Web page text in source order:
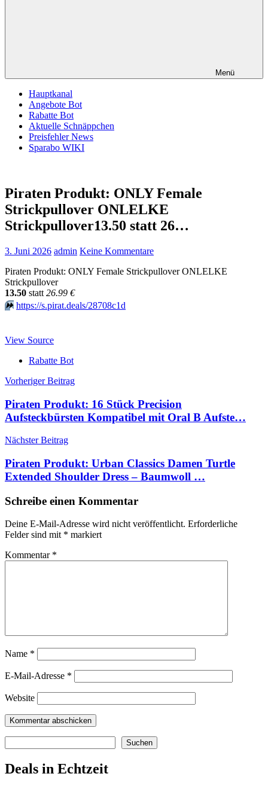
Menü
Hauptkanal
Angebote Bot
Rabatte Bot
Aktuelle Schnäppchen
Preisfehler News
Sparabo WIKI
Piraten Produkt: ONLY Female
Strickpullover ONLELKE
Strickpullover13.50 statt 26…
3. Juni 2026 admin Keine Kommentare
Piraten Produkt: ONLY Female Strickpullover ONLELKE
Strickpullover
13.50 statt 26.99 €
⏩️ https://s.pirat.deals/28708c1d
View Source
Rabatte Bot
Beitragsnavigation
Vorheriger Beitrag
Piraten Produkt: 16 Stück Precision
Aufsteckbürsten Kompatibel mit Oral B Aufste…
Nächster Beitrag
Piraten Produkt: Urban Classics Damen Turtle
Extended Shoulder Dress – Baumwoll …
Schreibe einen Kommentar
Deine E-Mail-Adresse wird nicht veröffentlicht. Erforderliche
Felder sind mit * markiert
Kommentar *
Name *
E-Mail-Adresse *
Website
Suchen
Deals in Echtzeit